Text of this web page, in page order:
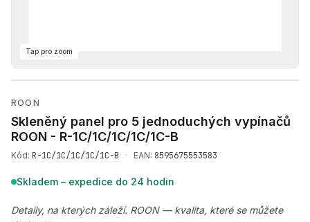
Tap pro zoom
ROON
Skleněný panel pro 5 jednoduchých vypínačů
ROON - R-1C/1C/1C/1C/1C-B
Kód: R-1C/1C/1C/1C/1C-B · EAN: 8595675553583
Skladem – expedice do 24 hodin
Detaily, na kterých záleží. ROON — kvalita, které se můžete